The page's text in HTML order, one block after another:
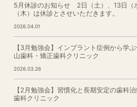
5月休診のお知らせ 2日（土）、13日（
（木）は休診とさせいただきます。
2026.04.01
【3月勉強会】インプラント症例から学
山歯科・矯正歯科クリニック
2026.03.26
【2月勉強会】習慣化と長期安定の歯科
歯科クリニック